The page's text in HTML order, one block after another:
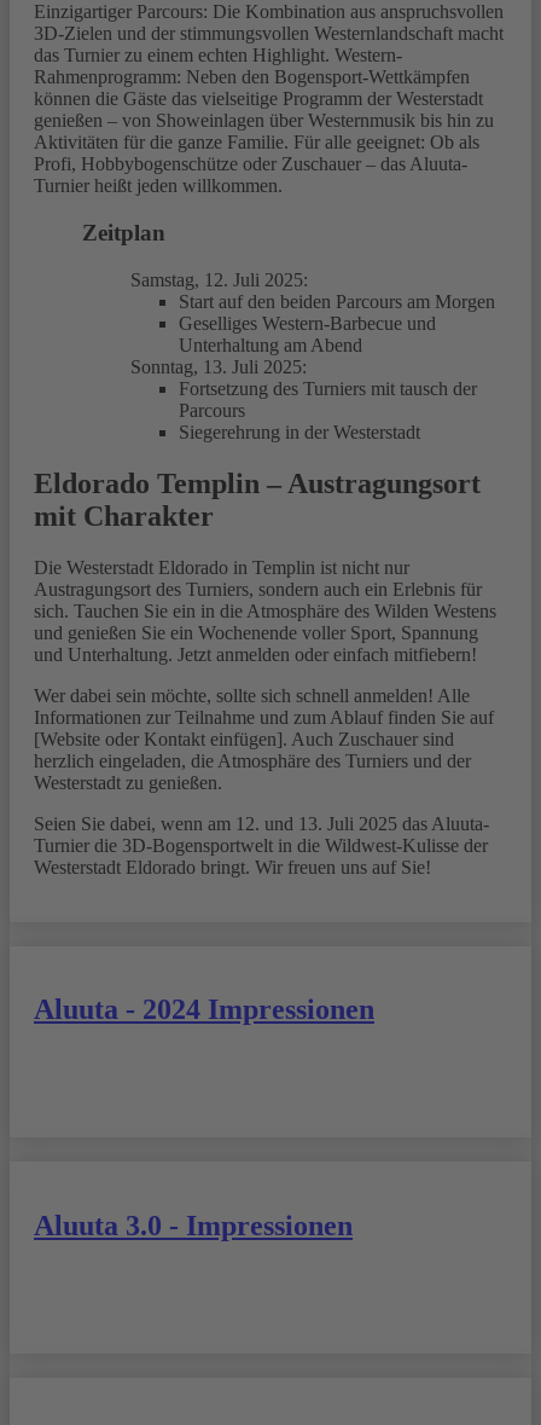
Einzigartiger Parcours: Die Kombination aus anspruchsvollen
3D-Zielen und der stimmungsvollen Westernlandschaft macht
das Turnier zu einem echten Highlight. Western-
Rahmenprogramm: Neben den Bogensport-Wettkämpfen
können die Gäste das vielseitige Programm der Westerstadt
genießen – von Showeinlagen über Westernmusik bis hin zu
Aktivitäten für die ganze Familie. Für alle geeignet: Ob als
Profi, Hobbybogenschütze oder Zuschauer – das Aluuta-
Turnier heißt jeden willkommen.
Zeitplan
Samstag, 12. Juli 2025:
Start auf den beiden Parcours am Morgen
Geselliges Western-Barbecue und
Unterhaltung am Abend
Sonntag, 13. Juli 2025:
Fortsetzung des Turniers mit tausch der
Parcours
Siegerehrung in der Westerstadt
Eldorado Templin – Austragungsort
mit Charakter
Die Westerstadt Eldorado in Templin ist nicht nur
Austragungsort des Turniers, sondern auch ein Erlebnis für
sich. Tauchen Sie ein in die Atmosphäre des Wilden Westens
und genießen Sie ein Wochenende voller Sport, Spannung
und Unterhaltung. Jetzt anmelden oder einfach mitfiebern!
Wer dabei sein möchte, sollte sich schnell anmelden! Alle
Informationen zur Teilnahme und zum Ablauf finden Sie auf
[Website oder Kontakt einfügen]. Auch Zuschauer sind
herzlich eingeladen, die Atmosphäre des Turniers und der
Westerstadt zu genießen.
Seien Sie dabei, wenn am 12. und 13. Juli 2025 das Aluuta-
Turnier die 3D-Bogensportwelt in die Wildwest-Kulisse der
Westerstadt Eldorado bringt. Wir freuen uns auf Sie!
Aluuta - 2024 Impressionen
Aluuta 3.0 - Impressionen